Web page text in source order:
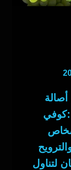
:كوفي
لتناول